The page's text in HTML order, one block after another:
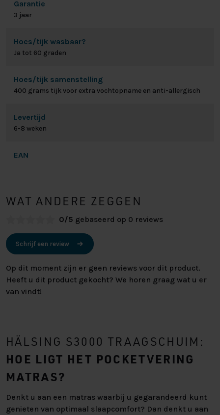
Garantie
3 jaar
Hoes/tijk wasbaar?
Ja tot 60 graden
Hoes/tijk samenstelling
400 grams tijk voor extra vochtopname en anti-allergisch
Levertijd
6-8 weken
EAN
WAT ANDERE ZEGGEN
0/5 gebaseerd op 0 reviews
Schrijf een review
Op dit moment zijn er geen reviews voor dit product.
Heeft u dit product gekocht? We horen graag wat u er
van vindt!
HÄLSING S3000 TRAAGSCHUIM:
HOE LIGT HET POCKETVERING
MATRAS?
Denkt u aan een matras waarbij u gegarandeerd kunt
genieten van optimaal slaapcomfort? Dan denkt u aan